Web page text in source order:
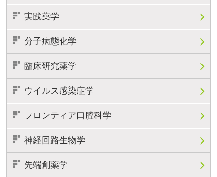
実践薬学
分子病態化学
臨床研究薬学
ウイルス感染症学
フロンティア口腔科学
神経回路生物学
先端創薬学